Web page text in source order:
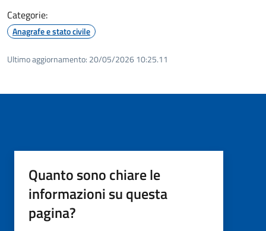
Categorie:
Anagrafe e stato civile
Ultimo aggiornamento: 20/05/2026 10:25.11
Quanto sono chiare le
informazioni su questa
pagina?